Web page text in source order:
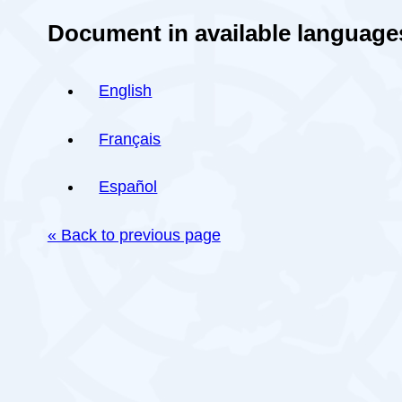
Document in available
English
Français
Español
« Back to previous page